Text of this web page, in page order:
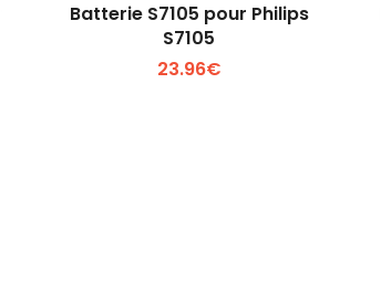
Voir plus +
Batterie S7105 pour Philips
S7105
23.96€